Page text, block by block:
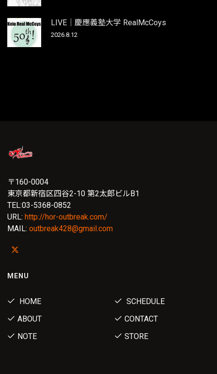
LIVE｜慶應義塾大学 RealMcCoys
2026.8.12
〒160-0004
東京都新宿区四谷2-10 第2太郎ビルB1
TEL:03-5368-0852
URL: http://hor-outbreak.com/
MAIL: outbreak428@gmail.com
MENU
HOME
SCHEDULE
ABOUT
CONTACT
NOTE
STORE